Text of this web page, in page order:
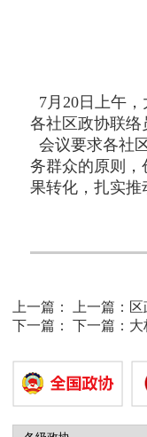
7月20日上午
各社区政协联
会议要求各社
务群众的原则
果转化，扎实推
上一篇： 上一篇：
下一篇： 下一篇： 大